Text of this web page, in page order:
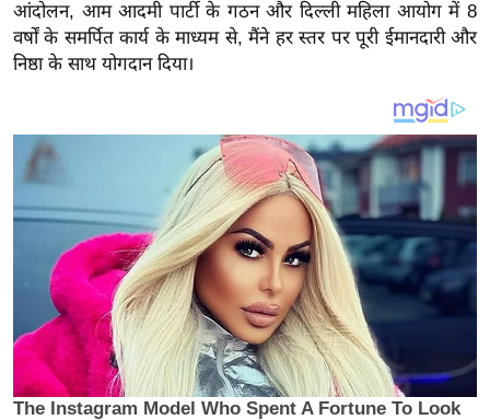
ब
ज
ट
ल
क्रि
के
2
0
2
आंदोलन, आम आदमी पार्टी के गठन और दिल्ली महिला आयोग में 8
वर्षों के समर्पित कार्य के माध्यम से, मैंने हर स्तर पर पूरी ईमानदारी और
निष्ठा के साथ योगदान दिया।